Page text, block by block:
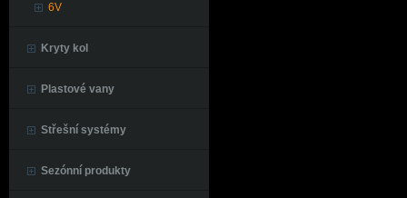
6V
Kryty kol
Plastové vany
Střešní systémy
Sezónní produkty